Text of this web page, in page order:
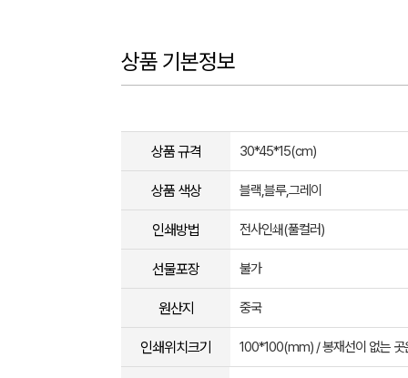
상품 기본정보
상품 규격 30*45*15(cm)
상품 색상 블랙,블루,그레이
인쇄방법 전사인쇄(풀컬러)
선물포장 불가
원산지 중국
인쇄위치크기 100*100(mm) / 봉재선이 없는 곳